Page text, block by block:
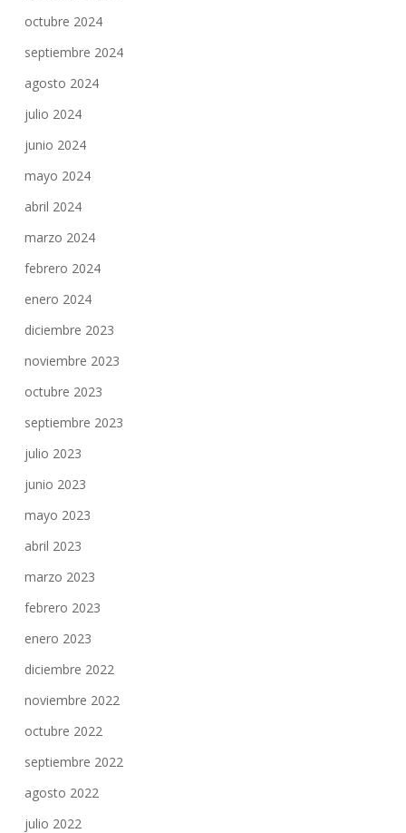
octubre 2024
septiembre 2024
agosto 2024
julio 2024
junio 2024
mayo 2024
abril 2024
marzo 2024
febrero 2024
enero 2024
diciembre 2023
noviembre 2023
octubre 2023
septiembre 2023
julio 2023
junio 2023
mayo 2023
abril 2023
marzo 2023
febrero 2023
enero 2023
diciembre 2022
noviembre 2022
octubre 2022
septiembre 2022
agosto 2022
julio 2022